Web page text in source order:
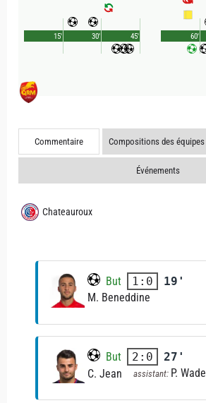
45'
15' 30' 60'
Commentaire Compositions des équipes
Événements
Chateauroux
But 1:0
19'
M. Beneddine
But 2:0
27'
C. Jean
assistant: P. Wade